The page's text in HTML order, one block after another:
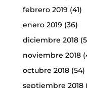
febrero 2019 (41)
enero 2019 (36)
diciembre 2018
noviembre 2018
octubre 2018(54)
septiembre 2018